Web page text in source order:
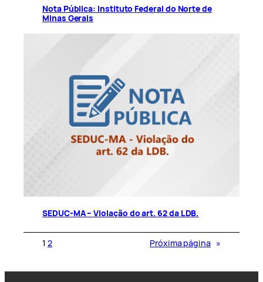
Nota Pública: Instituto Federal do Norte de
Minas Gerais
SEDUC-MA – Violação do art. 62 da LDB.
1 2 Próxima página »